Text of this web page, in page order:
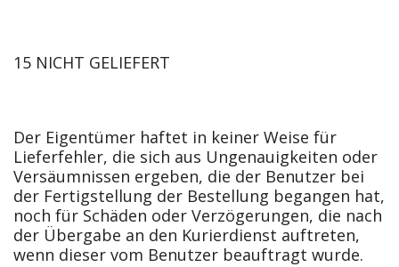
15 NICHT GELIEFERT
Der Eigentümer haftet in keiner Weise für
Lieferfehler, die sich aus Ungenauigkeiten oder
Versäumnissen ergeben, die der Benutzer bei
der Fertigstellung der Bestellung begangen hat,
noch für Schäden oder Verzögerungen, die nach
der Übergabe an den Kurierdienst auftreten,
wenn dieser vom Benutzer beauftragt wurde.